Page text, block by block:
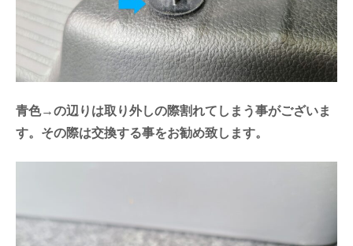
青色→の辺りは取り外しの際割れてしまう事がございま
す。その際は交換する事をお勧め致します。